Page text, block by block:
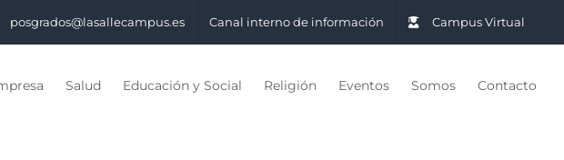
posgrados@lasallecampus.es Canal interno de información Campus Virtual
Salud Educación y Social Religión Eventos Somos Contacto